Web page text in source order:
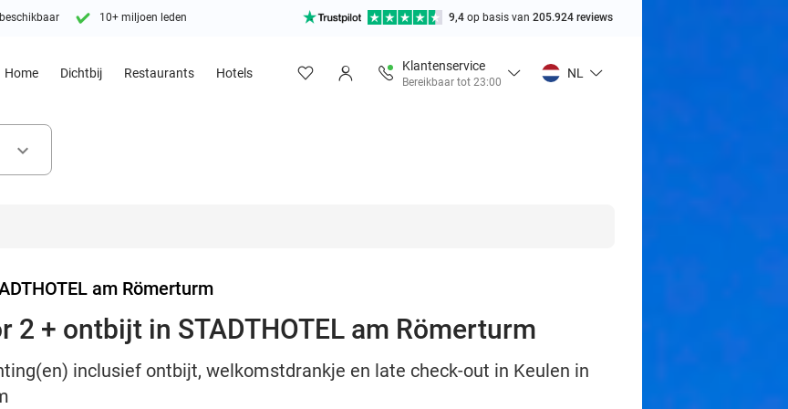
10+ miljoen leden 9,4 op basis van 205.924 reviews
Home Dichtbij Restaurants Hotels
Klantenservice
Bereikbaar tot 23:00
NL
keyboard_arrow_down
am Römerturm
2 + ontbijt in STADTHOTEL am Römerturm
inclusief ontbijt, welkomstdrankje en late check-out in Keulen in